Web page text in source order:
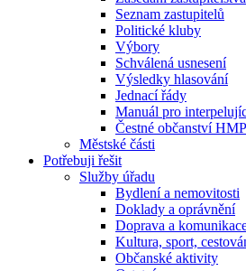
Seznam zastupitelů
Politické kluby
Výbory
Schválená usnesení
Výsledky hlasování
Jednací řády
Manuál pro
Čestné občanství HMP
Městské části
Potřebuji řešit
Služby úřadu
Bydlení a nemovitosti
Doklady a oprávnění
Doprava a
Kultura, sport,
Občanské aktivity